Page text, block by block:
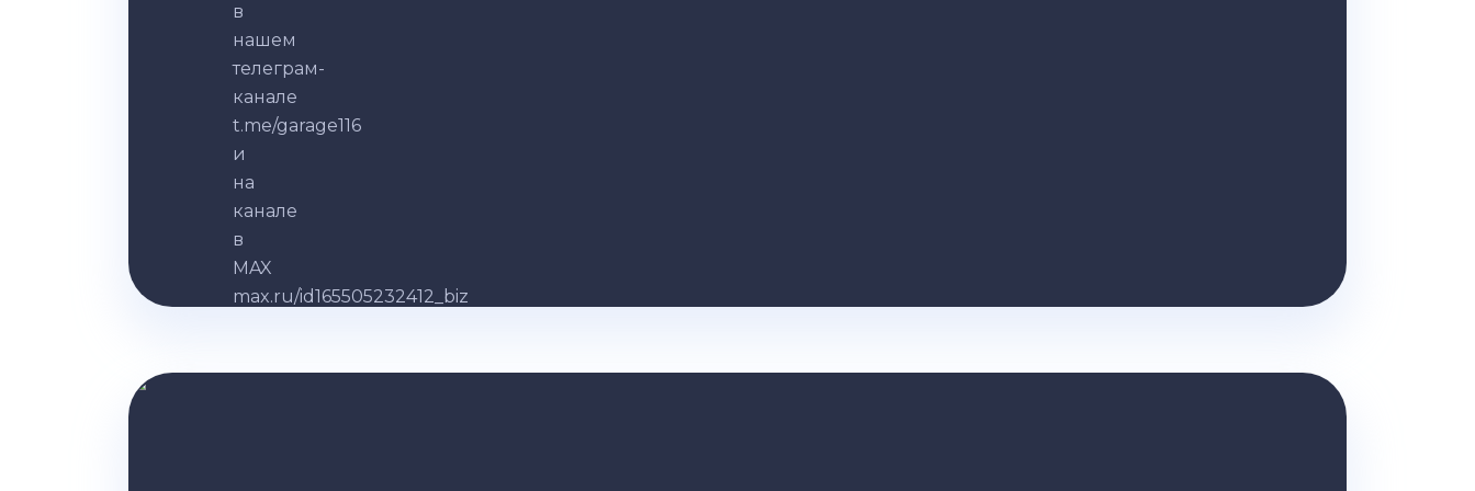
в
нашем
телеграм-
канале
t.me/garage116
и
на
канале
в
MAX
max.ru/id165505232412_biz